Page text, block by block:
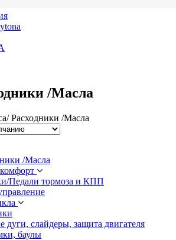
/Масла
Расходники /Масла
/Масла
Педали тормоза и КПП
дуги, слайдеры, защита двигателя
баулы